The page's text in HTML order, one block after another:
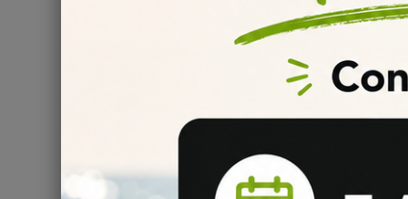
Le Goose Juice de Quack's Juice Factory est bien
crémeuses. Chaque bouffée de ce liquide vous offre
amateurs de custard à la recherche d'une expérience
Des Ingrédients de
Chez Quack's Juice Factory, la qualité est une priorité
la glycérine végétale, les deux composants de base
choisis pour leur richesse et leur authenticité.